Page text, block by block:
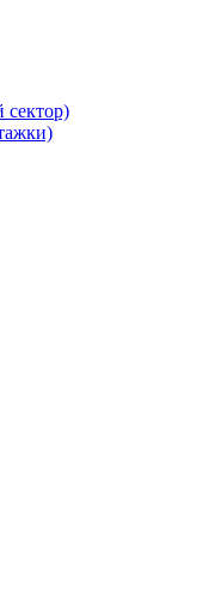
сектор)